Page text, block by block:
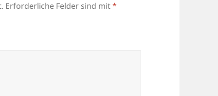
Erforderliche Felder sind mit*